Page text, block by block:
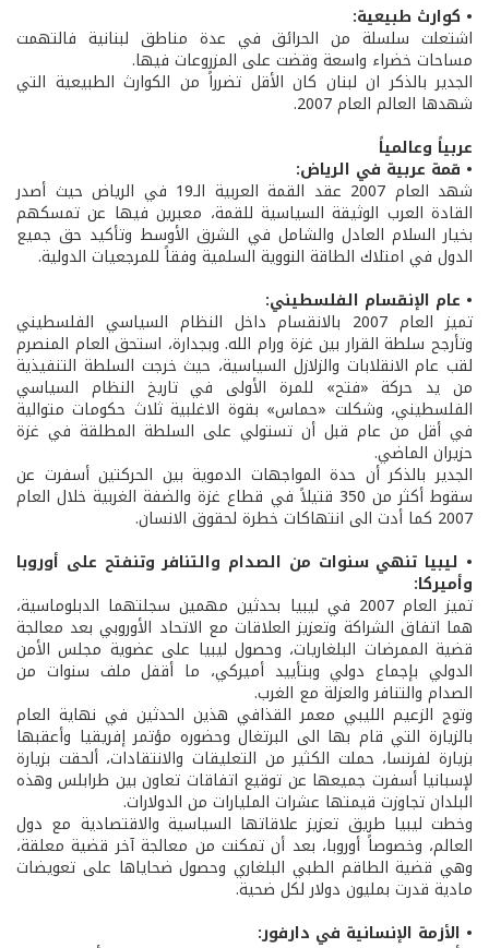
• كوارث طبيعية:
اشتعلت سلسلة من الحرائق في عدة مناطق لبنانية فالتهمت
مساحات خضراء واسعة وقضت على المزروعات فيها.
الجدير بالذكر ان لبنان كان الأقل تضرراً من الكوارث الطبيعية التي
شهدها العالم العام 2007.
عربياً وعالمياً
• قمة عربية في الرياض:
شهد العام 2007 عقد القمة العربية الـ19 في الرياض حيث أصدر
القادة العرب الوثيقة السياسية للقمة، معبرين فيها عن تمسكهم
بخيار السلام العادل والشامل في الشرق الأوسط وتأكيد حق جميع
الدول في امتلاك الطاقة النووية السلمية وفقاً للمرجعيات الدولية.
• عام الإنقسام الفلسطيني:
تميز العام 2007 بالانقسام داخل النظام السياسي الفلسطيني
وتأرجح سلطة القرار بين غزة ورام الله. وبجدارة، استحق العام المنصرم
لقب عام الانقلابات والزلازل السياسية، حيث خرجت السلطة التنفيذية
من يد حركة «فتح» للمرة الأولى في تاريخ النظام السياسي
الفلسطيني، وشكلت «حماس» بقوة الاغلبية ثلاث حكومات متوالية
في أقل من عام قبل أن تستولي على السلطة المطلقة في غزة
حزيران الماضي.
الجدير بالذكر أن حدة المواجهات الدموية بين الحركتين أسفرت عن
سقوط أكثر من 350 قتيلاً في قطاع غزة والضفة الغربية خلال العام
2007 كما أدت الى انتهاكات خطرة لحقوق الانسان.
• ليبيا تنهي سنوات من الصدام والتنافر وتنفتح على أوروبا
وأميركا:
تميز العام 2007 في ليبيا بحدثين مهمين سجلتهما الدبلوماسية،
هما اتفاق الشراكة وتعزيز العلاقات مع الاتحاد الأوروبي بعد معالجة
قضية الممرضات البلغاريات، وحصول ليبيا على عضوية مجلس الأمن
الدولي بإجماع دولي وبتأييد أميركي، ما أقفل ملف سنوات من
الصدام والتنافر والعزلة مع الغرب.
وتوج الزعيم الليبي معمر القذافي هذين الحدثين في نهاية العام
بالزيارة التي قام بها الى البرتغال وحضوره مؤتمر إفريقيا وأعقبها
بزيارة لفرنسا، حملت الكثير من التعليقات والانتقادات، ألحقت بزيارة
لإسبانيا أسفرت جميعها عن توقيع اتفاقات تعاون بين طرابلس وهذه
البلدان تجاوزت قيمتها عشرات المليارات من الدولارات.
وخطت ليبيا طريق تعزيز علاقاتها السياسية والاقتصادية مع دول
العالم، وخصوصاً أوروبا، بعد أن تمكنت من معالجة آخر قضية معلقة،
وهي قضية الطاقم الطبي البلغاري وحصول ضحاياها على تعويضات
مادية قدرت بمليون دولار لكل ضحية.
• الأزمة الإنسانية في دارفور: